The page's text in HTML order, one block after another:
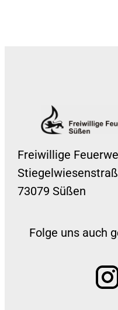
Freiwillige
73079 Süßen
Folge uns auch